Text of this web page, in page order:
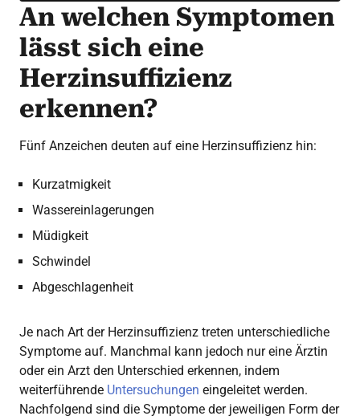
An welchen Symptomen
lässt sich eine
Herzinsuffizienz
erkennen?
Fünf Anzeichen deuten auf eine Herzinsuffizienz hin:
Kurzatmigkeit
Wassereinlagerungen
Müdigkeit
Schwindel
Abgeschlagenheit
Je nach Art der Herzinsuffizienz treten unterschiedliche
Symptome auf. Manchmal kann jedoch nur eine Ärztin
oder ein Arzt den Unterschied erkennen, indem
weiterführende Untersuchungen eingeleitet werden.
Nachfolgend sind die Symptome der jeweiligen Form der